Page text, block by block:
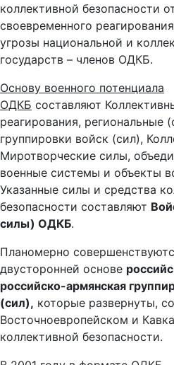
коллективной безопасности
своевременного
угрозы национальной и
государств – членов ОДКБ.
Основу военного потенциала
ОДКБ составляют
реагирования, региональные
группировки войск (сил),
Миротворческие силы,
военные системы и объекты
Указанные силы и средства
безопасности составляют
силы) ОДКБ.
Планомерно
двусторонней основе
российско-армянская
(сил), которые развернуты,
Восточноевропейском и
коллективной безопасности.